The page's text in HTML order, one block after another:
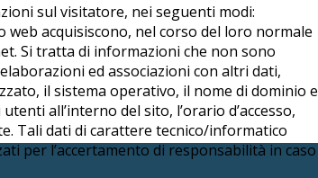
sul visitatore, nei seguenti modi:
acquisiscono, nel corso del loro normale
Si tratta di informazioni che non sono
ed associazioni con altri dati,
il sistema operativo, il nome di dominio e
all’interno del sito, l’orario d’accesso,
Tali dati di carattere tecnico/informatico
per l’accertamento di responsabilità in caso